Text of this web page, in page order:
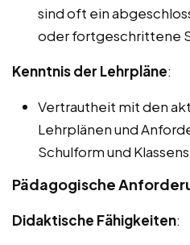
sind oft ein
oder fortgeschrittene
Kenntnis der Lehrpläne:
Vertrautheit mit den
Lehrplänen und
Schulform und
Pädagogische
Didaktische Fähigkeiten: